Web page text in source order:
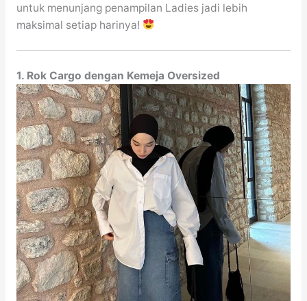
untuk menunjang penampilan Ladies jadi lebih
maksimal setiap harinya!
1. Rok Cargo dengan Kemeja Oversized